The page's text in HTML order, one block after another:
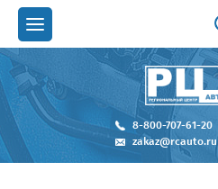
8-800-707-61-20
zakaz@rcauto.ru